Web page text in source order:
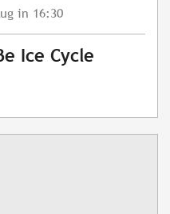
in 16:30
Ice Cycle